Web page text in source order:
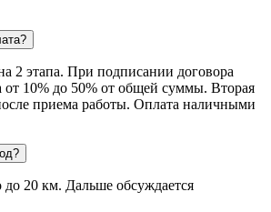
2 этапа. При подписании договора
от 10% до 50% от общей суммы. Вторая
приема работы. Оплата наличными
20 км. Дальше обсуждается